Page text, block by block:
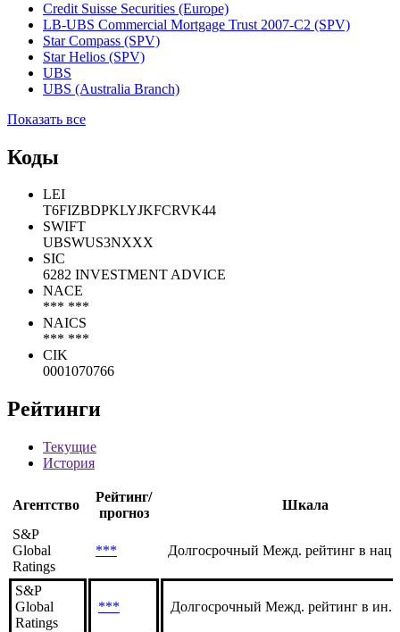
Credit Suisse Securities (Europe)
LB-UBS Commercial Mortgage Trust 2007-C2 (SPV)
Star Compass (SPV)
Star Helios (SPV)
UBS
UBS (Australia Branch)
Показать все
Коды
LEI
T6FIZBDPKLYJKFCRVK44
SWIFT
UBSWUS3NXXX
SIC
6282 INVESTMENT ADVICE
NACE
*** ***
NAICS
*** ***
CIK
0001070766
Рейтинги
Текущие
История
Агентство
Рейтинг/
прогноз
Шкала
S&P
Global
Ratings
*** Долгосрочный Межд. рейтинг в нац.
S&P
Global
Ratings
*** Долгосрочный Межд. рейтинг в ин.